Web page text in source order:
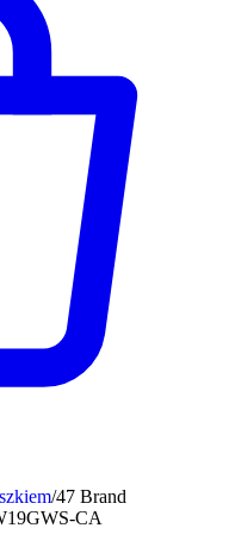
/47 Brand
CA